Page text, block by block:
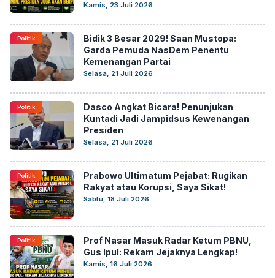
Kamis, 23 Juli 2026
Politik
Bidik 3 Besar 2029! Saan Mustopa:
Garda Pemuda NasDem Penentu
Kemenangan Partai
Selasa, 21 Juli 2026
Politik
Dasco Angkat Bicara! Penunjukan
Kuntadi Jadi Jampidsus Kewenangan
Presiden
Selasa, 21 Juli 2026
Politik
Prabowo Ultimatum Pejabat: Rugikan
Rakyat atau Korupsi, Saya Sikat!
Sabtu, 18 Juli 2026
Politik
Prof Nasar Masuk Radar Ketum PBNU,
Gus Ipul: Rekam Jejaknya Lengkap!
Kamis, 16 Juli 2026